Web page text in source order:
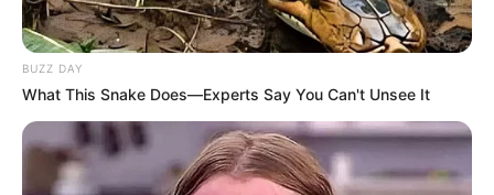
BUZZ DAY
What This Snake Does—Experts Say You Can't Unsee It